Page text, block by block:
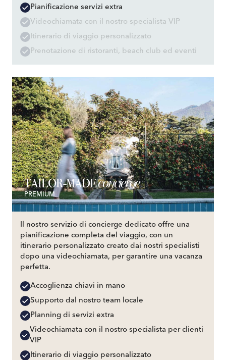
Pianificazione servizi extra
Videochiamata con il nostro specialista VIP
Itinerario di viaggio personalizzato
Prenotazione di ristoranti, beach club ed eventi
TAILOR-MADEconcierge
PREMIUM
Il nostro servizio di concierge dedicato offre una
pianificazione completa del viaggio, con un
itinerario personalizzato creato dai nostri specialisti
dopo una videochiamata, per garantire una vacanza
perfetta.
Accoglienza chiavi in mano
Supporto dal nostro team locale
Planning di servizi extra
Videochiamata con il nostro specialista per clienti
VIP
Itinerario di viaggio personalizzato